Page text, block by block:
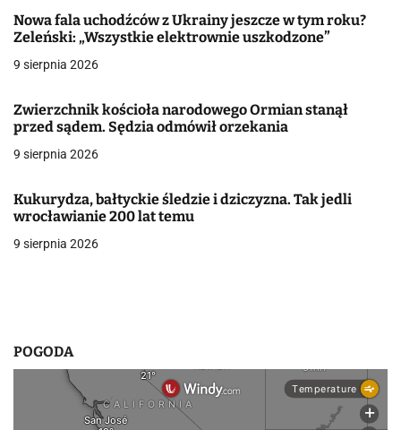
a
c
a
w
i
s
Nowa fala uchodźców z Ukrainy jeszcze w tym roku?
Zeleński: „Wszystkie elektrownie uszkodzone”
9 sierpnia 2026
Zwierzchnik kościoła narodowego Ormian stanął
przed sądem. Sędzia odmówił orzekania
9 sierpnia 2026
Kukurydza, bałtyckie śledzie i dziczyzna. Tak jedli
wrocławianie 200 lat temu
9 sierpnia 2026
POGODA